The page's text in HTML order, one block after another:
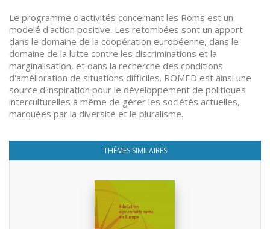
Le programme d'activités concernant les Roms est un
modelé d'action positive. Les retombées sont un apport
dans le domaine de la coopération européenne, dans le
domaine de la lutte contre les discriminations et la
marginalisation, et dans la recherche des conditions
d'amélioration de situations difficiles. ROMED est ainsi une
source d'inspiration pour le développement de politiques
interculturelles à même de gérer les sociétés actuelles,
marquées par la diversité et le pluralisme.
THÈMES SIMILAIRES